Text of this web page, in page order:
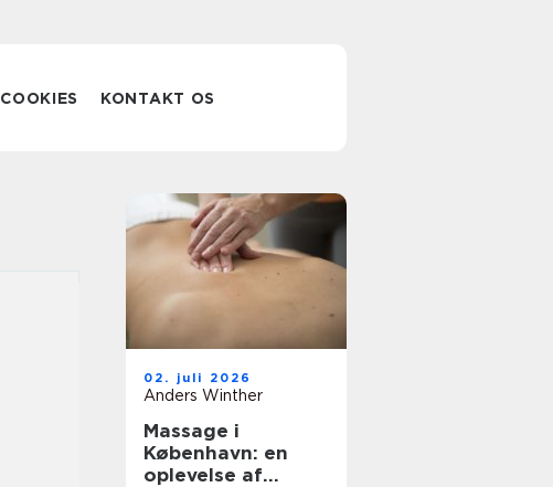
COOKIES KONTAKT OS
02. juli 2026
Anders Winther
Massage i
København: en
oplevelse af